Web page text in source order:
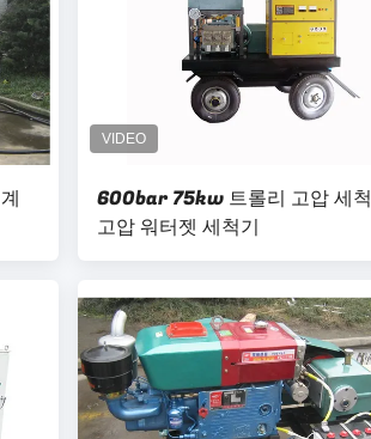
600bar 75kw 트롤리 고압 세
고압 워터젯 세척기